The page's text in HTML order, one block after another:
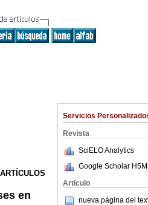
Servicios
Revista
SciELO Analytics
Google Scholar
Articulo
nueva página del
ARTÍCULOS
en